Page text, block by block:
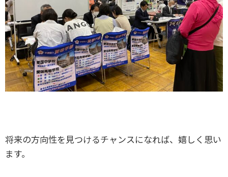
将来の方向性を見つけるチャンスになれば、嬉しく思い
ます。